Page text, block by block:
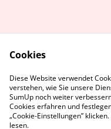
Datenschutz
Cookies
Diese Website verwendet
verstehen, wie Sie unsere
SumUp noch weiter
Cookies erfahren und
„Cookie-Einstellungen”
lesen.